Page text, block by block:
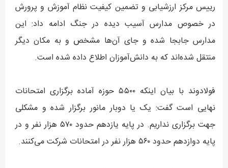
رییس مرکز ارزشیابی و تضمین کیفیت نظام آموزش و پرورش
در خصوص مدارس آسیب دیده در جنگ ادامه داد: این
مدارس جابجا شده و جای آن‌ها مشخص و به مکان دیگر
منتقل شده‌اند که به دانش‌آموزان اطلاع داده شده است.
فولادوند با بیان اینکه ۵۵۰۰ حوزه آماده برگزاری امتحانات
نهایی است گفت: یک یا دوبار مانور برگزار شده و مشکلی
جهت برگزاری نداریم. در پایه یازدهم حدود ۵۷۰ هزار نفر و در
پایه دوازدهم حدود ۵۶۰ هزار نفر در امتحانات شرکت می‌کنند.